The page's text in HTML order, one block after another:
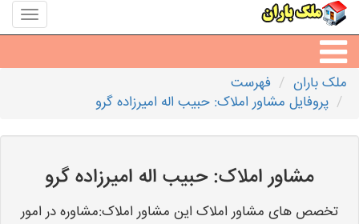
منوی
باران
مشاورین املاک
ملک باران
فهرست
پروفایل مشاور املاک: حبیب اله امیرزاده گرو
مشاور املاک: حبیب اله امیرزاده گرو
تخصص های مشاور املاک این مشاور املاک:مشاوره در امور